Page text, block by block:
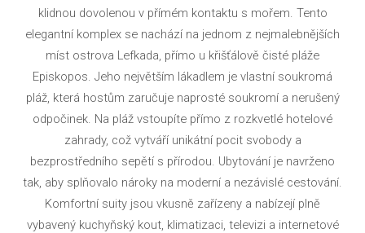
klidnou dovolenou v přímém kontaktu s mořem. Tento
elegantní komplex se nachází na jednom z nejmalebnějších
míst ostrova Lefkada, přímo u křišťálově čisté pláže
Episkopos. Jeho největším lákadlem je vlastní soukromá
pláž, která hostům zaručuje naprosté soukromí a nerušený
odpočinek. Na pláž vstoupíte přímo z rozkvetlé hotelové
zahrady, což vytváří unikátní pocit svobody a
bezprostředního sepětí s přírodou. Ubytování je navrženo
tak, aby splňovalo nároky na moderní a nezávislé cestování.
Komfortní suity jsou vkusně zařízeny a nabízejí plně
vybavený kuchyňský kout, klimatizaci, televizi a internetové